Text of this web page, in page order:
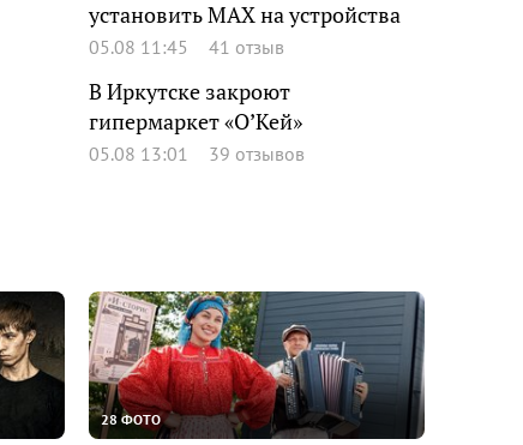
установить MAX на устройства
05.08 11:45 41 отзыв
В Иркутске закроют
гипермаркет «О’Кей»
05.08 13:01 39 отзывов
28 ФОТО